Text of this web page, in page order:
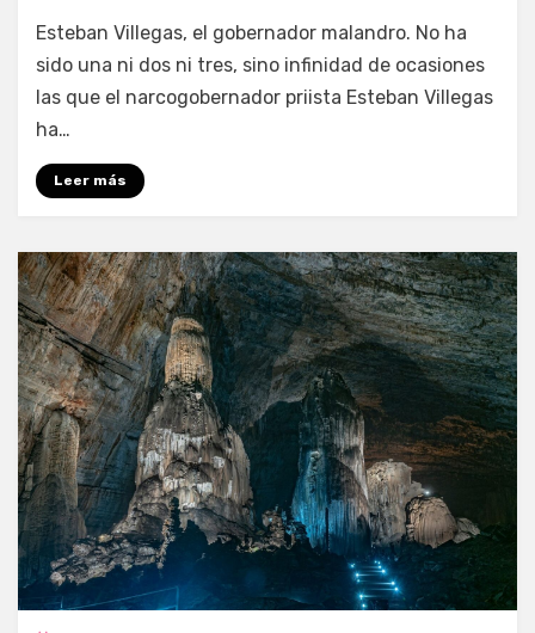
por Fernando Miranda Servín
Esteban Villegas, el gobernador malandro. No ha
sido una ni dos ni tres, sino infinidad de ocasiones
las que el narcogobernador priista Esteban Villegas
ha…
Leer más